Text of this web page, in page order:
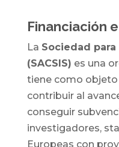
Financiación
La Sociedad
(SACSIS) es una
tiene como objeto
contribuir al
conseguir
investigadores,
Europeas con